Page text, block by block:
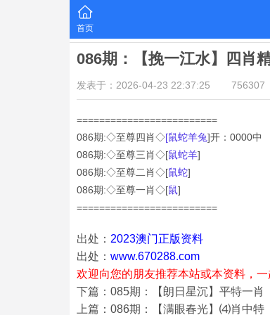
首页
086期：【挽一江水】四肖
发表于：2026-04-23 22:37:25 756307
=========================
086期:◇至尊四肖◇[鼠蛇羊兔]开：0000中
086期:◇至尊三肖◇[鼠蛇羊]
086期:◇至尊二肖◇[鼠蛇]
086期:◇至尊一肖◇[鼠]
=========================
出处： 2023澳门正版资料
出处： www.670288.com
欢迎向您的朋友推荐本站或本资料，一
下篇：085期：【朗日星沉】平特一肖
上篇：086期：【满眼春光】⑷肖中特